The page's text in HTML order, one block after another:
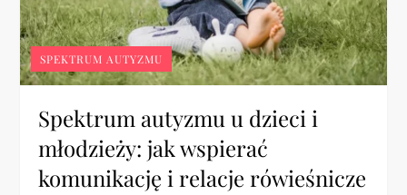
SPEKTRUM AUTYZMU
Spektrum autyzmu u dzieci i
młodzieży: jak wspierać
komunikację i relacje rówieśnicze